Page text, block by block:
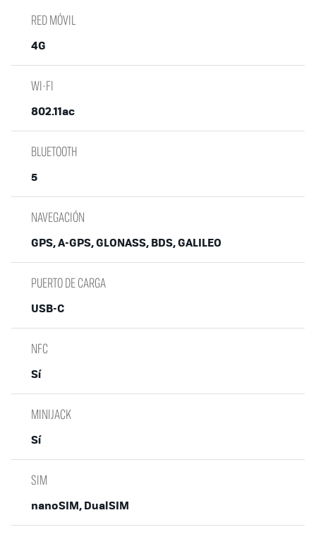
RED MÓVIL
4G
WI-FI
802.11ac
BLUETOOTH
5
NAVEGACIÓN
GPS, A-GPS, GLONASS, BDS, GALILEO
PUERTO DE CARGA
USB-C
NFC
Sí
MINIJACK
Sí
SIM
nanoSIM, DualSIM